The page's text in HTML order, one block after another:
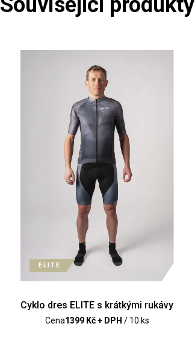
ELITE
Cyklo dres ELITE s krátkými rukávy
Cena1399 Kč + DPH / 10 ks